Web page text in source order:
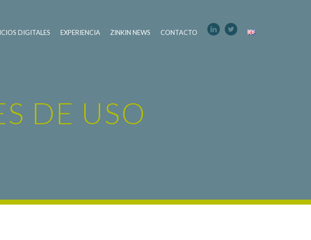
DIGITALES EXPERIENCIA ZINKIN NEWS CONTACTO
DE USO